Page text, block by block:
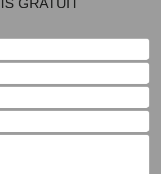
GRATUIT